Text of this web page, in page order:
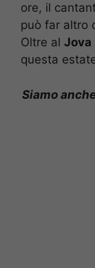
ore, il
può far altro
Oltre al Jova
questa
Siamo